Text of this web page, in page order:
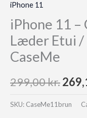
iPhone 11
iPhone 11
Læder Etui /
CaseMe
299,00kr.
price
SKU: CaseMe11brun